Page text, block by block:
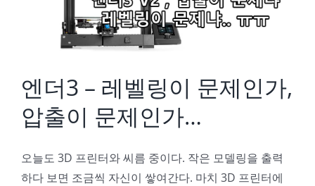
엔더3 – 레벨링이 문제인가,
압출이 문제인가…
오늘도 3D 프린터와 씨름 중이다. 작은 모델링을 출력
하다 보면 조금씩 자신이 쌓여간다. 마치 3D 프린터에